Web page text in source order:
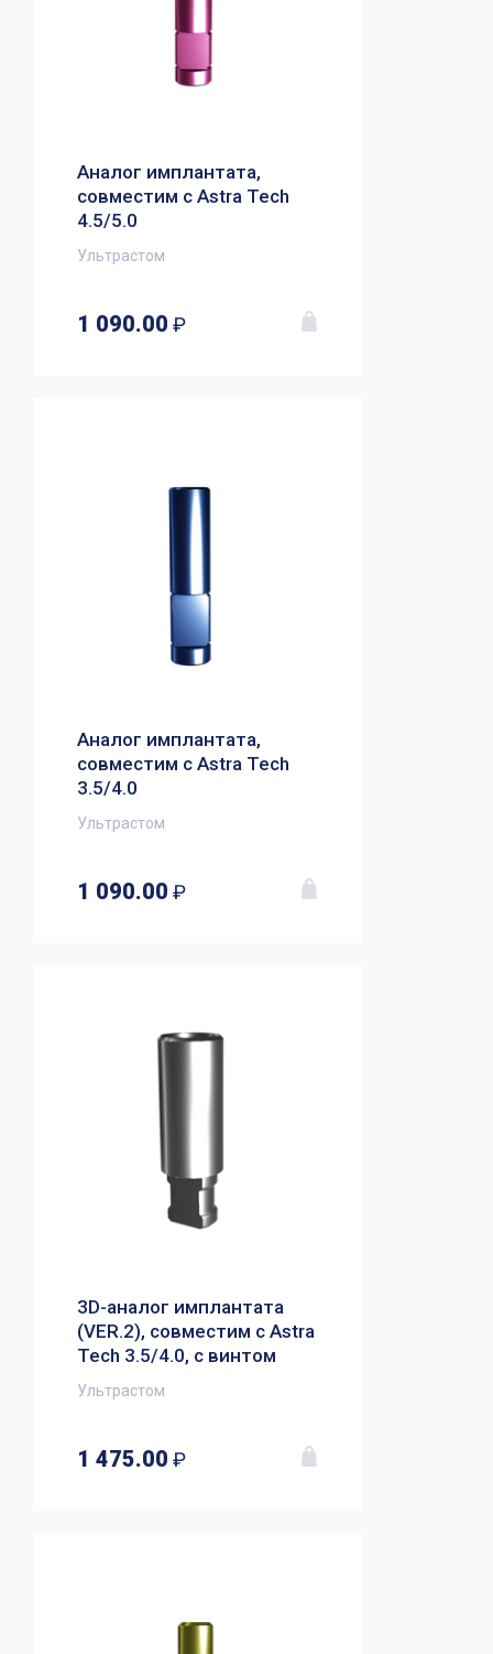
Аналог имплантата,
совместим с Astra Tech
4.5/5.0
Ультрастом
1 090.00 ₽
Аналог имплантата,
совместим с Astra Tech
3.5/4.0
Ультрастом
1 090.00 ₽
3D-аналог имплантата
(VER.2), совместим с Astra
Tech 3.5/4.0, с винтом
Ультрастом
1 475.00 ₽